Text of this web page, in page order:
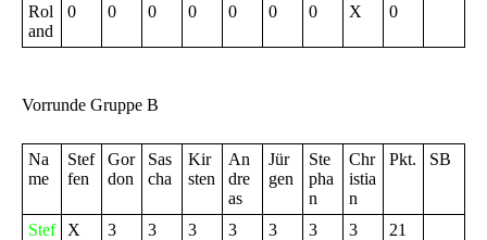
Rol
and
0 0 0 0 0 0 0 X 0
Vorrunde Gruppe B
Na
me
Stef
fen
Gor
don
Sas
cha
Kir
sten
An
dre
as
Jür
gen
Ste
pha
n
Chr
istia
n
Pkt. SB
Stef
X 3 3 3 3 3 3 3 21